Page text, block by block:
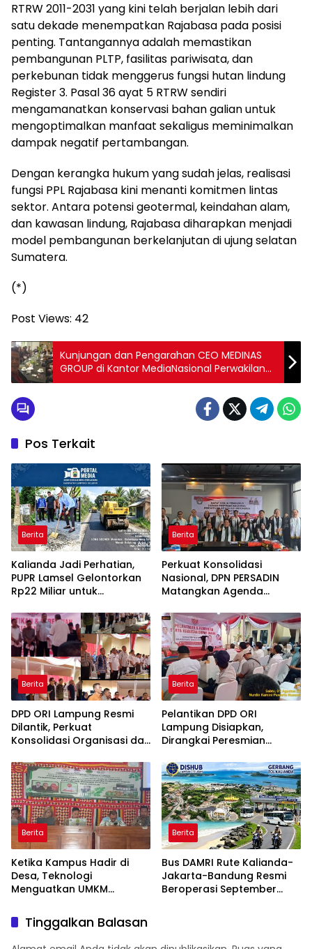
‎RTRW 2011-2031 yang kini telah berjalan lebih dari
satu dekade menempatkan Rajabasa pada posisi
penting. Tantangannya adalah memastikan
pembangunan PLTP, fasilitas pariwisata, dan
perkebunan tidak menggerus fungsi hutan lindung
Register 3. Pasal 36 ayat 5 RTRW sendiri
mengamanatkan konservasi bahan galian untuk
mengoptimalkan manfaat sekaligus meminimalkan
dampak negatif pertambangan.
‎Dengan kerangka hukum yang sudah jelas, realisasi
fungsi PPL Rajabasa kini menanti komitmen lintas
sektor. Antara potensi geotermal, keindahan alam,
dan kawasan lindung, Rajabasa diharapkan menjadi
model pembangunan berkelanjutan di ujung selatan
Sumatera.
‎(*)
Post Views: 42
Kunjungan dan Pengarahan CEO MEDINAS
GROUP di Kantor MediaNasional Perwakilan
Jawa Timur, Biro Kota & Kabupaten Malang
Pos Terkait
Berita
Kalianda Jadi Perhatian,
PUPR Lamsel Gelontorkan
Rp22 Miliar untuk
Jalan di 2026
Berita
Perkuat Konsolidasi
Nasional, DPN PERSADIN
Matangkan Agenda
Organisasi Advokat
Berita
DPD ORI Lampung Resmi
Dilantik, Perkuat
Konsolidasi Organisasi dan
Pengabdian untuk
Masyarakat
Berita
Pelantikan DPD ORI
Lampung Disiapkan,
Dirangkai Peresmian
Darah
Berita
Ketika Kampus Hadir di
Desa, Teknologi
Menguatkan UMKM
Berita
‎Bus DAMRI Rute Kalianda-
Jakarta-Bandung Resmi
Beroperasi September
Tinggalkan Balasan